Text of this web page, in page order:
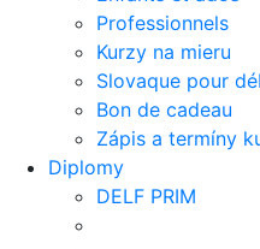
Professionnels
Kurzy na mieru
Slovaque pour
Bon de cadeau
Zápis a termíny
Diplomy
DELF PRIM